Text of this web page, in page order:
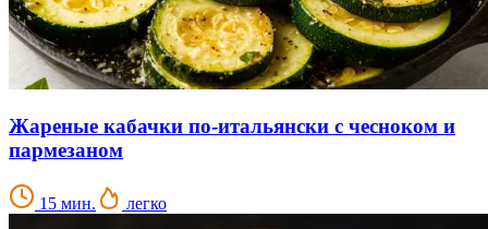
Жареные кабачки по-итальянски с чесноком и
пармезаном
15 мин. легко